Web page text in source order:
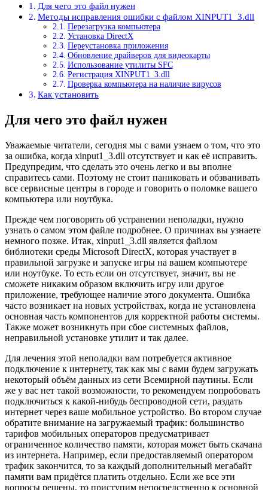
Для чего это файл нужен
Методы исправления ошибки с файлом XINPUT1_3.dll
Перезагрузка компьютера
Установка DirectX
Переустановка приложения
Обновление драйверов для видеокарты
Использование утилиты SFC
Регистрация XINPUT1_3.dll
Проверка компьютера на наличие вирусов
Как установить
Для чего это файл нужен
Уважаемые читатели, сегодня мы с вами узнаем о том, что это
за ошибка, когда xinput1_3.dll отсутствует и как её исправить.
Предупредим, что сделать это очень легко и вы вполне
справитесь сами. Поэтому не стоит паниковать и обзванивать
все сервисные центры в городе и говорить о поломке вашего
компьютера или ноутбука.
Прежде чем поговорить об устранении неполадки, нужно
узнать о самом этом файле подробнее. О причинах вы узнаете
немного позже. Итак, xinput1_3.dll является файлом
библиотеки среды Microsoft DirectX, которая участвует в
правильной загрузке и запуске игры на вашем компьютере
или ноутбуке. То есть если он отсутствует, значит, вы не
сможете никаким образом включить игру или другое
приложение, требующее наличие этого документа. Ошибка
часто возникает на новых устройствах, когда не установлена
основная часть компонентов для корректной работы системы.
Также может возникнуть при сбое системных файлов,
неправильной установке утилит и так далее.
Для лечения этой неполадки вам потребуется активное
подключение к интернету, так как мы с вами будем загружать
некоторый объём данных из сети Всемирной паутины. Если
же у вас нет такой возможности, то рекомендуем попробовать
подключиться к какой-нибудь беспроводной сети, раздать
интернет через ваше мобильное устройство. Во втором случае
обратите внимание на загружаемый трафик: большинство
тарифов мобильных операторов предусматривает
ограниченное количество памяти, которая может быть скачана
из интернета. Например, если предоставляемый оператором
трафик закончится, то за каждый дополнительный мегабайт
памяти вам придётся платить отдельно. Если же все эти
вопросы решены, то приступим непосредственно к основной